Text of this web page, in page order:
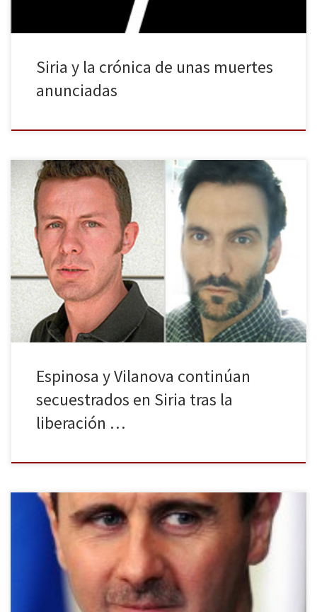
Siria y la crónica de unas muertes
anunciadas
El pasado domingo 2 de marzo era liberado el periodista Marc
Marginedas tras pasar seis meses secuestrado en Siria en manos
de los yihadistas del Estado Islamista de Irak y el Levante (ISIL). A
día de hoy, los dos periodistas españoles que fueron capturados
días después continúan en el país; […]
Espinosa y Vilanova continúan
secuestrados en Siria tras la
liberación …
Con motivo del tercer aniversario del levantamiento popular
contra el régimen sirio, Estados Unidos ha publicado su informe
anual de Derechos Humanos en el que responsabiliza tanto al
Gobierno como a los grupos extremistas de las continuas torturas,
desplazamientos forzados y hambruna que han dejado cerca de